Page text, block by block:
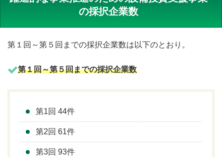
の採択企業数
第１回～第５回までの採択企業数は以下のとおり。
第１回～第５回までの採択企業数
第1回 44件
第2回 61件
第3回 93件